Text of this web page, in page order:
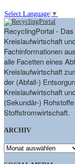
Select Language ▼
RecyclingPortal -
Kreislaufwirtschaft
Fachinformationen
alle Facetten eines
Kreislaufwirtschaft
der (Abfall-)
Kreislaufwirtschaft
(Sekundär-)
Stoffstromwirtschaft.
ARCHIV
ARCHIV